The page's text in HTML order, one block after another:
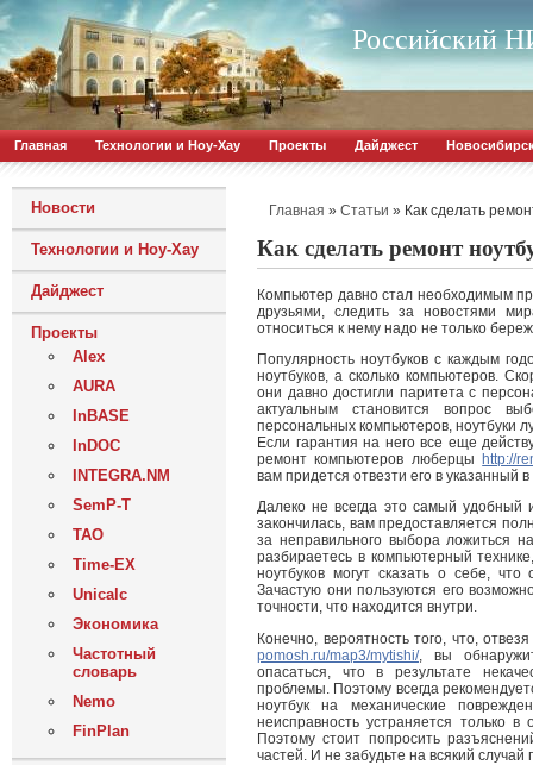
Российский
Главная Технологии и Ноу-Хау Проекты Дайджест
Новости
Технологии и Ноу-Хау
Дайджест
Проекты
Alex
AURA
InBASE
InDOC
INTEGRA.NM
SemP-T
ТАО
Time-EX
Unicalc
Экономика
Частотный
словарь
Nemo
FinPlan
Главная » Статьи » Как сделать
Как сделать ремонт
Компьютер давно стал необходимым
друзьями, следить за новостями
относиться к нему надо не только
Популярность ноутбуков с каждым
ноутбуков, а сколько компьютеров.
они давно достигли паритета с
актуальным становится вопрос
персональных компьютеров, ноутбуки
Если гарантия на него все еще
ремонт компьютеров люберцы
http://
вам придется отвезти его в указанный
Далеко не всегда это самый
закончилась, вам предоставляется
за неправильного выбора ложиться
разбираетесь в компьютерный
ноутбуков могут сказать о себе,
Зачастую они пользуются его
точности, что находится внутри.
Конечно, вероятность того, что,
pomosh.ru/map3/mytishi/, вы
опасаться, что в результате
проблемы. Поэтому всегда
ноутбук на механические
неисправность устраняется только
Поэтому стоит попросить
частей. И не забудьте на всякий